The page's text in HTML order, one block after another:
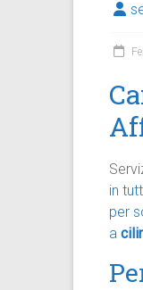
in
per
a